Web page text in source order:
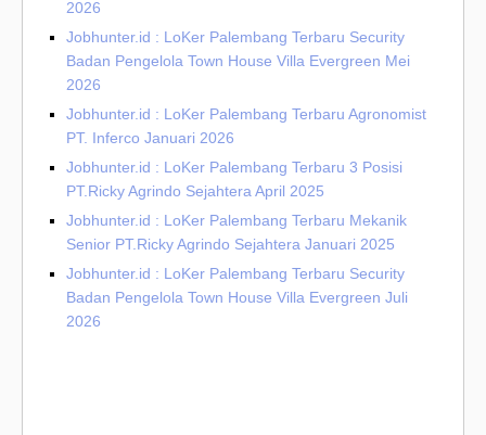
2026
Jobhunter.id : LoKer Palembang Terbaru Security
Badan Pengelola Town House Villa Evergreen Mei
2026
Jobhunter.id : LoKer Palembang Terbaru Agronomist
PT. Inferco Januari 2026
Jobhunter.id : LoKer Palembang Terbaru 3 Posisi
PT.Ricky Agrindo Sejahtera April 2025
Jobhunter.id : LoKer Palembang Terbaru Mekanik
Senior PT.Ricky Agrindo Sejahtera Januari 2025
Jobhunter.id : LoKer Palembang Terbaru Security
Badan Pengelola Town House Villa Evergreen Juli
2026